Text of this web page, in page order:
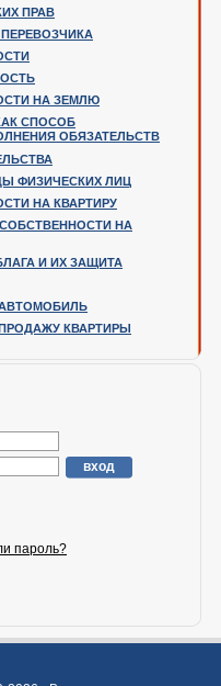
ПРАВ
НА ЗЕМЛЮ
СПОСОБ
ОБЯЗАТЕЛЬСТВ
ФИЗИЧЕСКИХ ЛИЦ
НА КВАРТИРУ
НА
И ИХ ЗАЩИТА
КВАРТИРЫ
пароль?